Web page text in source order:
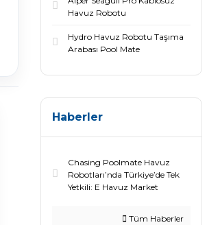
Havuz Robotu
Hydro Havuz Robotu Taşıma
Arabası Pool Mate
Haberler
Chasing Poolmate Havuz
Robotları’nda Türkiye’de Tek
Yetkili: E Havuz Market
Tüm Haberler